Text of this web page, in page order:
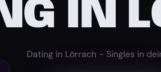
IN
Dating in Lörrach - Singles in